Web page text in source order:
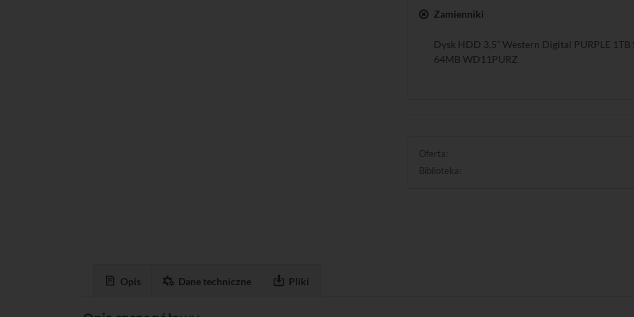
Zamienniki
Dysk HDD 3,5” Western Digital PURPLE 1TB
64MB WD11PURZ
Oferta:
Biblioteka:
Opis Dane techniczne Pliki